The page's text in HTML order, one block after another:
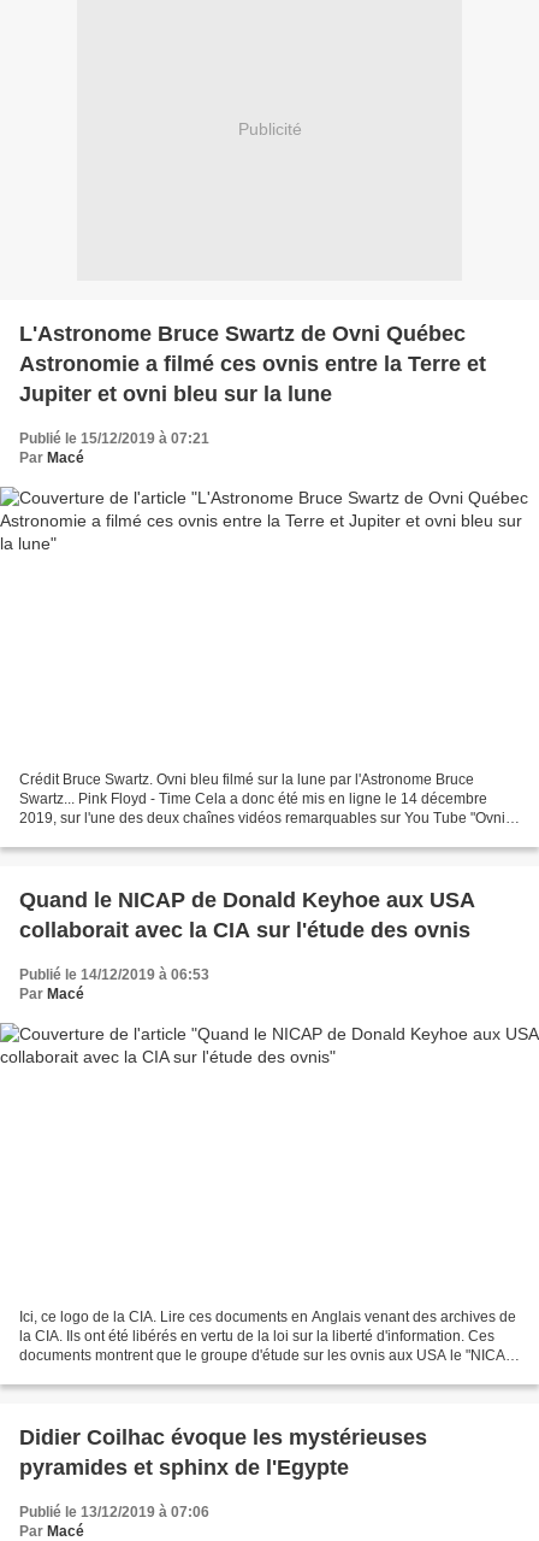
Publicité
L'Astronome Bruce Swartz de Ovni Québec
Astronomie a filmé ces ovnis entre la Terre et
Jupiter et ovni bleu sur la lune
Publié le 15/12/2019 à 07:21
Par Macé
Crédit Bruce Swartz. Ovni bleu filmé sur la lune par l'Astronome Bruce
Swartz... Pink Floyd - Time Cela a donc été mis en ligne le 14 décembre
2019, sur l'une des deux chaînes vidéos remarquables sur You Tube "Ovni
Quand le NICAP de Donald Keyhoe aux USA
collaborait avec la CIA sur l'étude des ovnis
Publié le 14/12/2019 à 06:53
Par Macé
Ici, ce logo de la CIA. Lire ces documents en Anglais venant des archives de
la CIA. Ils ont été libérés en vertu de la loi sur la liberté d'information. Ces
documents montrent que le groupe d'étude sur les ovnis aux USA le "NICAP"
Didier Coilhac évoque les mystérieuses
pyramides et sphinx de l'Egypte
Publié le 13/12/2019 à 07:06
Par Macé